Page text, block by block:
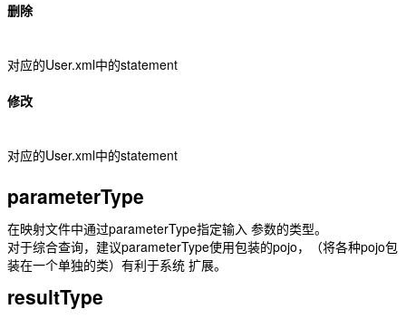
删除
对应的User.xml中的statement
修改
对应的User.xml中的statement
parameterType
在映射文件中通过parameterType指定输入 参数的类型。
对于综合查询，建议parameterType使用包装的pojo，（将各种pojo包
装在一个单独的类）有利于系统 扩展。
resultType